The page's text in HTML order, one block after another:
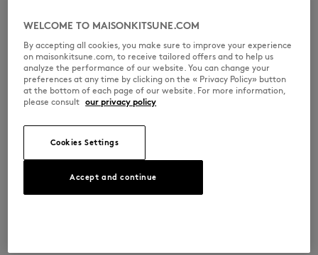
가슴 부분에 내추럴 폭스헤드 자수 패치
MQUJT00KJBIT2-P100
사이즈 & 컷
크기 조정: UNISEX
Do not bleach
WELCOME TO MAISONKITSUNE.COM
By accepting all cookies, you make sure to improve your experience
on maisonkitsune.com, to receive tailored offers and to help us
analyze the performance of our website. You can change your
preferences at any time by clicking on the « Privacy Policy» button
at the bottom of each page of our website. For more information,
please consult our privacy policy
Cookies Settings
Accept and continue